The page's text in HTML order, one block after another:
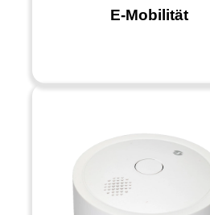
E-Mobilität